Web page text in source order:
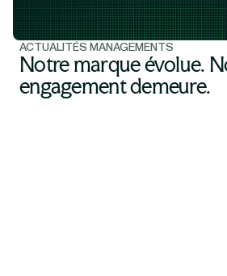
ACTUALITÉS MANAGEMENTS
Notre marque évolue.
engagement demeure.